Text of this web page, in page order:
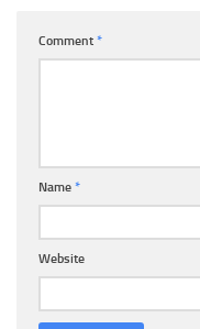
Comment *
Name *
Website